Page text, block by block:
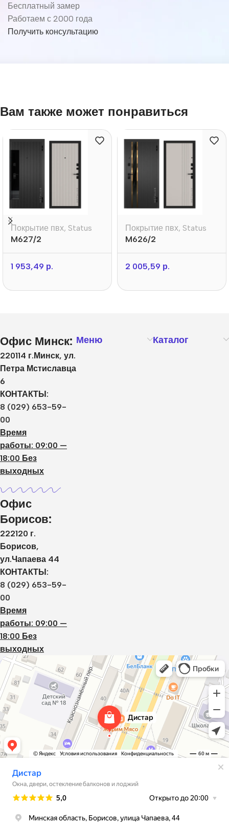
Бесплатный замер
Работаем с 2000 года
Получить консультацию
Вам также может понравиться
Покрытие пвх, Status
M627/2
1 953,49 р.
Покрытие пвх, Status
M626/2
2 005,59 р.
Офис Минск:
220114 г.Минск, ул.
Петра Мстиславца
6
КОНТАКТЫ:
8 (029) 653-59-
00
Время
работы: 09:00 —
18:00 Без
выходных
Офис
Борисов:
222120 г.
Борисов,
ул.Чапаева 44
КОНТАКТЫ:
8 (029) 653-59-
00
Время
работы: 09:00 —
18:00 Без
выходных
Меню Каталог
Дистар
Окна в Борисове
Двери в Борисове